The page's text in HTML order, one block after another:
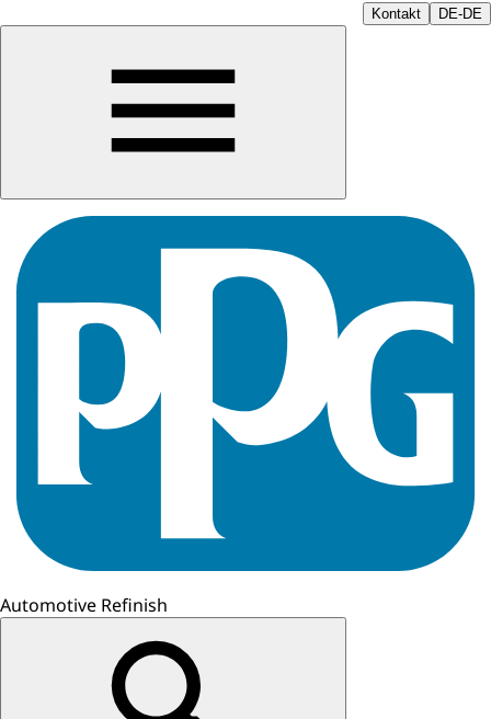
Kontakt DE-DE
Automotive Refinish